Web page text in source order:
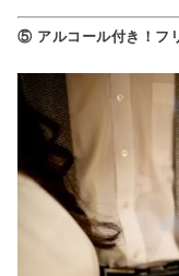
⑤ アルコール付き！フ